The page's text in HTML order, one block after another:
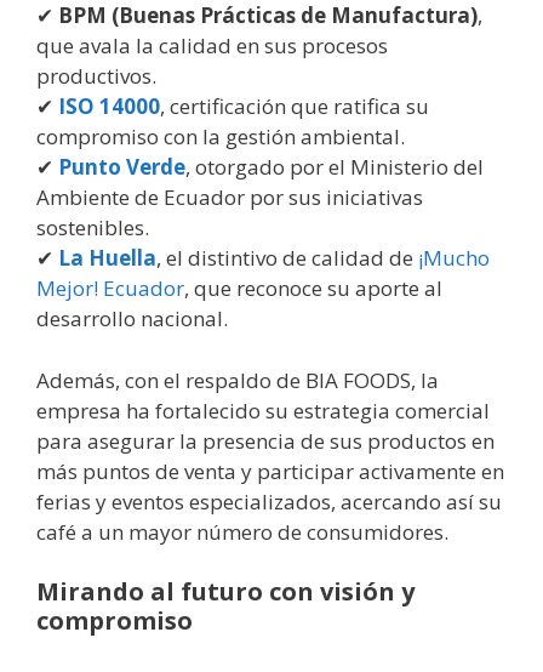
✔ BPM (Buenas Prácticas de Manufactura),
que avala la calidad en sus procesos
productivos.
✔ ISO 14000, certificación que ratifica su
compromiso con la gestión ambiental.
✔ Punto Verde, otorgado por el Ministerio del
Ambiente de Ecuador por sus iniciativas
sostenibles.
✔ La Huella, el distintivo de calidad de ¡Mucho
Mejor! Ecuador, que reconoce su aporte al
desarrollo nacional.
Además, con el respaldo de BIA FOODS, la
empresa ha fortalecido su estrategia comercial
para asegurar la presencia de sus productos en
más puntos de venta y participar activamente en
ferias y eventos especializados, acercando así su
café a un mayor número de consumidores.
Mirando al futuro con visión y
compromiso